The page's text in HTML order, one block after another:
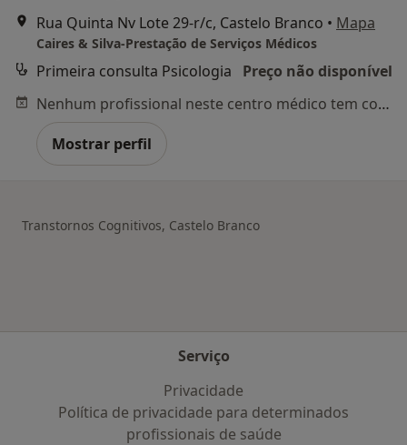
Rua Quinta Nv Lote 29-r/c, Castelo Branco • Mapa
Caires & Silva-Prestação de Serviços Médicos
Primeira consulta Psicologia
Preço não disponível
Nenhum profissional neste centro médico tem consultas disponíveis
Mostrar perfil
Transtornos Cognitivos, Castelo Branco
Serviço
Privacidade
Política de privacidade para determinados
profissionais de saúde